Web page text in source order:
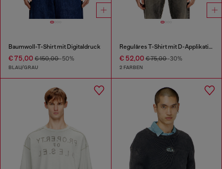
Baumwoll-T-Shirt mit Digitaldruck
€ 75,00 € 150,00-50%
BLAU/GRAU
Reguläres T-Shirt mit D-Applikation
€ 52,00€ 75,00-30%
2 FARBEN